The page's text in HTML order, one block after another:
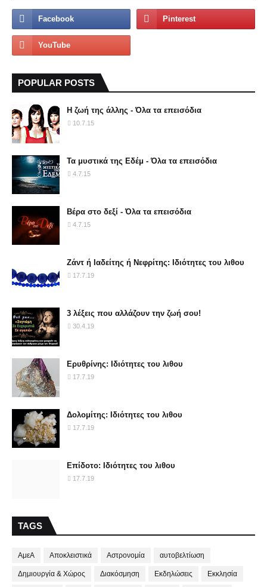
POPULAR POSTS
Η ζωή της άλλης - Όλα τα επεισόδια
10.7.15
Τα μυστικά της Εδέμ - Όλα τα επεισόδια
4.7.15
Βέρα στο δεξί - Όλα τα επεισόδια
4.7.15
Ζάντ ή Ιαδείτης ή Νεφρίτης: Ιδιότητες του λιθου
17.7.19
3 λέξεις που αλλάζουν την ζωή σου!
30.4.19
Ερυθρίνης: Ιδιότητες του λιθου
17.7.19
Δολομίτης: Ιδιότητες του λιθου
17.7.19
Επίδοτο: Ιδιότητες του λιθου
17.7.19
TAGS
ΑμεΑ Αποκλειστικά Αστρονομία αυτοβελτίωση
Δημιουργία & Χώρος Διακόσμηση Εκδηλώσεις Εκκλησία